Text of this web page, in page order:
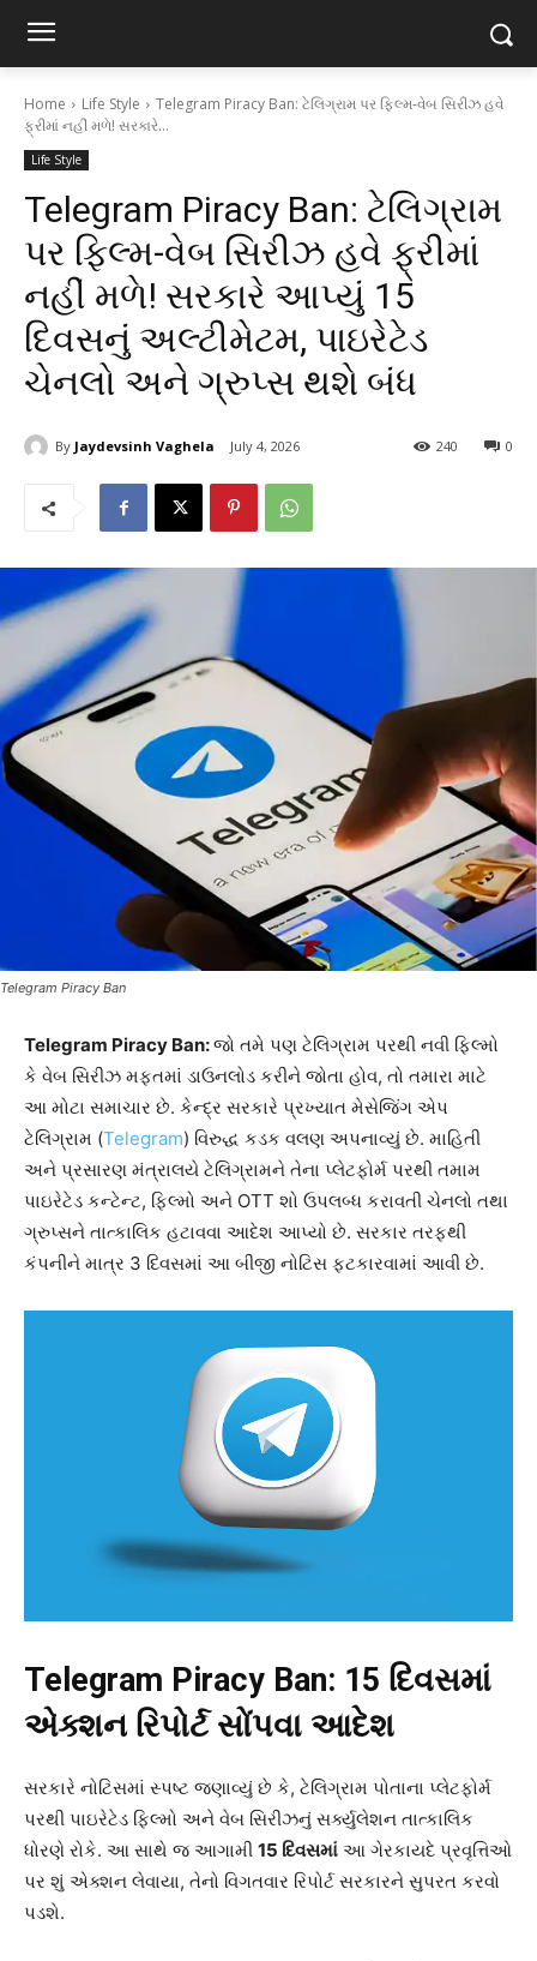
Home Life Style
Telegram Piracy Ban: ટેલિગ્રામ પર ફિલ્મ-વેબ સિરીઝ હવે
ફ્રીમાં નહીં મળે! સરકારે...
Life Style
Telegram Piracy Ban: ટેલિગ્રામ
પર ફિલ્મ-વેબ સિરીઝ હવે ફ્રીમાં
નહીં મળે! સરકારે આપ્યું 15
દિવસનું અલ્ટીમેટમ, પાઇરેટેડ
ચેનલો અને ગ્રુપ્સ થશે બંધ
By Jaydevsinh Vaghela July 4, 2026 0
240
Telegram Piracy Ban
Telegram Piracy Ban:જો તમે પણ ટેલિગ્રામ પરથી નવી ફિલ્મો
કે વેબ સિરીઝ મફતમાં ડાઉનલોડ કરીને જોતા હોવ, તો તમારા માટે
આ મોટા સમાચાર છે. કેન્દ્ર સરકારે પ્રખ્યાત મેસેજિંગ એપ
ટેલિગ્રામ (Telegram) વિરુદ્ધ કડક વલણ અપનાવ્યું છે. માહિતી
અને પ્રસારણ મંત્રાલયે ટેલિગ્રામને તેના પ્લેટફોર્મ પરથી તમામ
પાઇરેટેડ કન્ટેન્ટ, ફિલ્મો અને OTT શો ઉપલબ્ધ કરાવતી ચેનલો તથા
ગ્રુપ્સને તાત્કાલિક હટાવવા આદેશ આપ્યો છે. સરકાર તરફથી
કંપનીને માત્ર 3 દિવસમાં આ બીજી નોટિસ ફટકારવામાં આવી છે.
Telegram Piracy Ban: 15 દિવસમાં
એક્શન રિપોર્ટ સોંપવા આદેશ
સરકારે નોટિસમાં સ્પષ્ટ જણાવ્યું છે કે, ટેલિગ્રામ પોતાના પ્લેટફોર્મ
પરથી પાઇરેટેડ ફિલ્મો અને વેબ સિરીઝનું સર્ક્યુલેશન તાત્કાલિક
ધોરણે રોકે. આ સાથે જ આગામી 15 દિવસમાં આ ગેરકાયદે પ્રવૃત્તિઓ
પર શું એક્શન લેવાયા, તેનો વિગતવાર રિપોર્ટ સરકારને સુપરત કરવો
પડશે.